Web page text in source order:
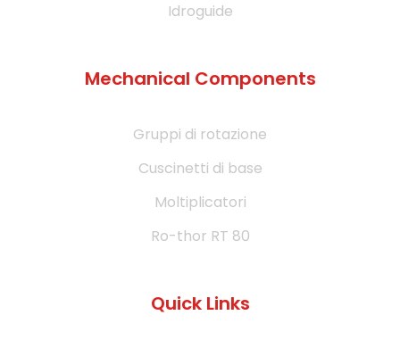
Idroguide
Mechanical Components
Gruppi di rotazione
Cuscinetti di base
Moltiplicatori
Ro-thor RT 80
Quick Links